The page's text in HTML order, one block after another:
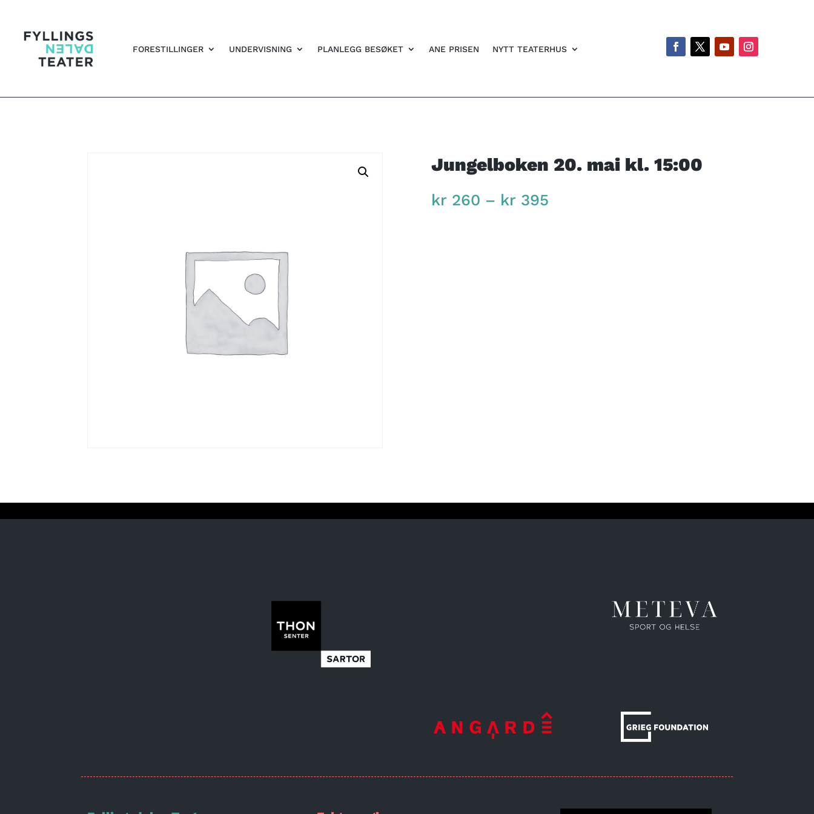
FORESTILLINGER UNDERVISNING PLANLEGG BESØKET ANE PRISEN NYTT TEATERHUS
Jungelboken 20. mai kl. 15:00
kr260 – kr395Price